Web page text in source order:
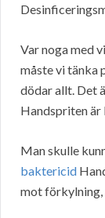
Var noga med
måste vi tänka
dödar allt. Det
Handspriten är
Man skulle
baktericid
mot förkylning,